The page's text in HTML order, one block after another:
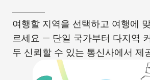
여행할 지역을 선택하고 여행에
르세요 — 단일 국가부터 다지역
두 신뢰할 수 있는 통신사에서 제